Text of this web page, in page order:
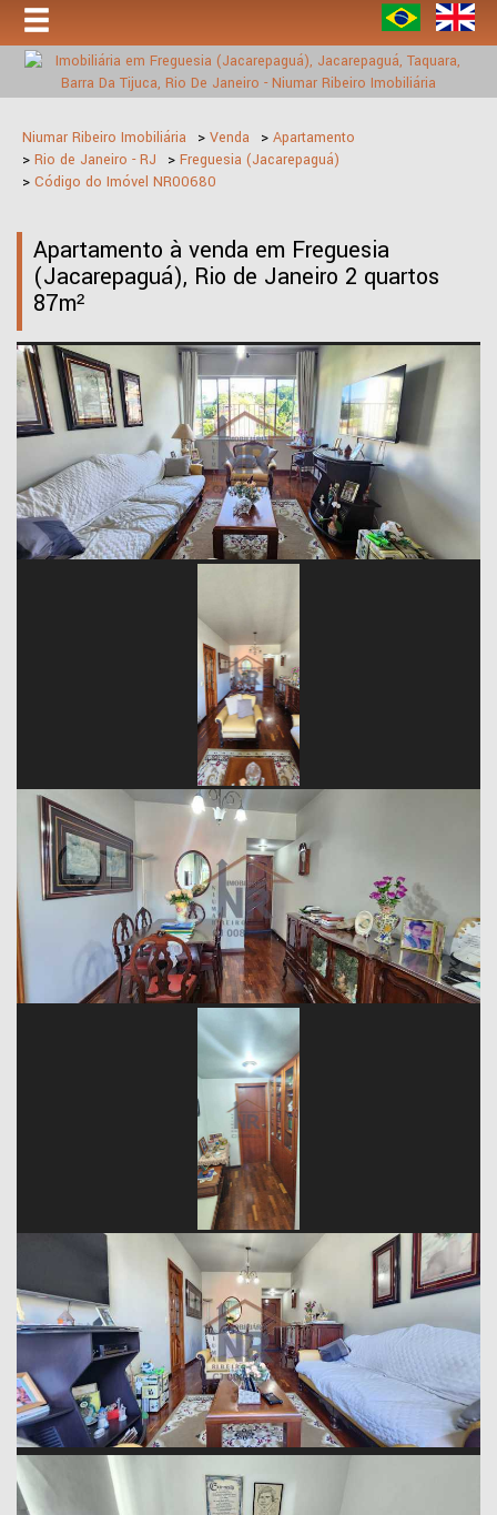
Niumar Ribeiro Imobiliária > Venda > Apartamento
> Rio de Janeiro - RJ > Freguesia (Jacarepaguá)
> Código do Imóvel NR00680
Apartamento à venda em Freguesia
(Jacarepaguá), Rio de Janeiro 2 quartos
87m²